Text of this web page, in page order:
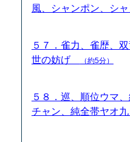
風、シャンポン、シ
５７．雀力、雀歴、
世の妨げ
（約5分）
５８．巡、順位ウマ
チャン、純全帯ヤオ